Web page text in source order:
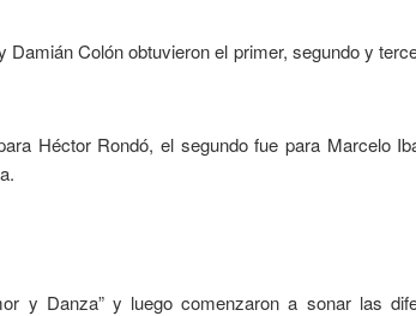
Colón obtuvieron el primer, segundo y
Héctor Rondó, el segundo fue para Marcelo
y Danza” y luego comenzaron a sonar las